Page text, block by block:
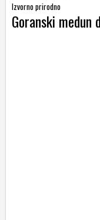
Izvorno prirodno
Goranski medun